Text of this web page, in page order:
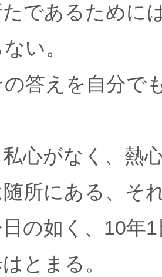
たであるために
い。
答えを自分で
心がなく、熱
所にある、そ
の如く、10年
とまる。